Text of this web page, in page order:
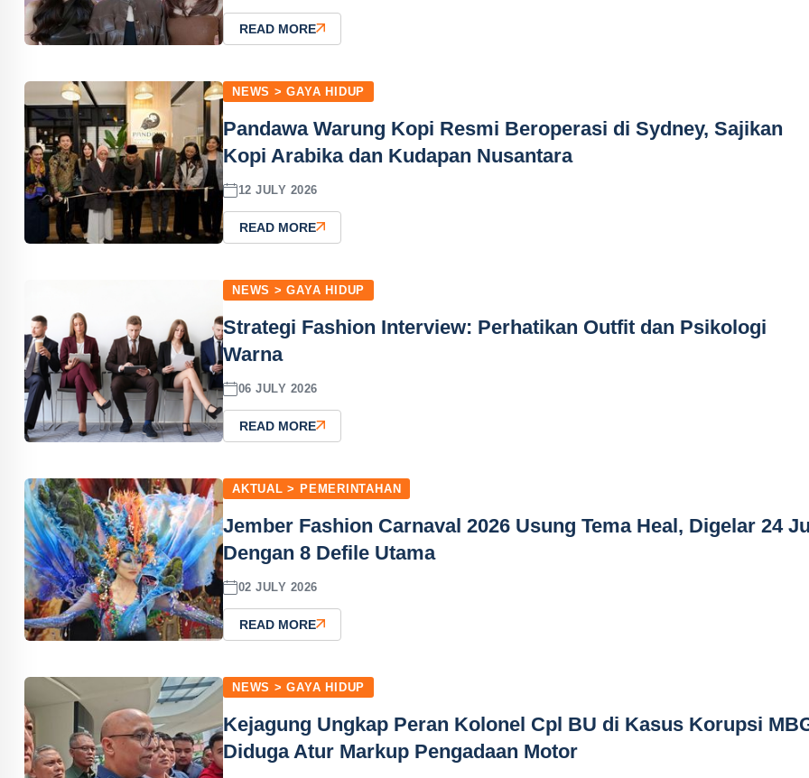
READ MORE
NEWS > GAYA HIDUP
Pandawa Warung Kopi Resmi Beroperasi di Sydney, Sajikan
Kopi Arabika dan Kudapan Nusantara
12 JULY 2026
READ MORE
NEWS > GAYA HIDUP
Strategi Fashion Interview: Perhatikan Outfit dan Psikologi
Warna
06 JULY 2026
READ MORE
AKTUAL > PEMERINTAHAN
Jember Fashion Carnaval 2026 Usung Tema Heal, Digelar 24
Dengan 8 Defile Utama
02 JULY 2026
READ MORE
NEWS > GAYA HIDUP
Kejagung Ungkap Peran Kolonel Cpl BU di Kasus Korupsi
Diduga Atur Markup Pengadaan Motor